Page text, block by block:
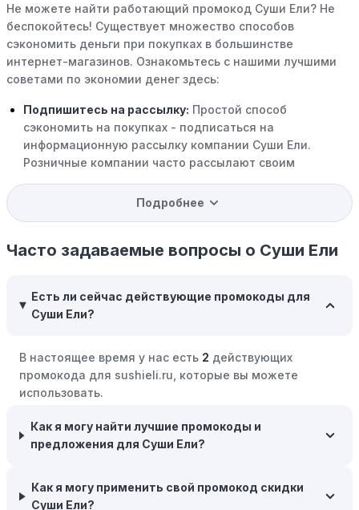
Не можете найти работающий промокод Суши Ели? Не
беспокойтесь! Существует множество способов
сэкономить деньги при покупках в большинстве
интернет-магазинов. Ознакомьтесь с нашими лучшими
советами по экономии денег здесь:
Подпишитесь на рассылку: Простой способ
сэкономить на покупках - подписаться на
информационную рассылку компании Суши Ели.
Розничные компании часто рассылают своим
доступ к распродажам.
компании Суши Ели есть программы поощрения,
позволяющие зарабатывать баллы или cashback на
скидки или будущие покупки.
пятница" или сезонными акциями. В такие периоды
розничные компании часто предлагают значительные
скидки.
Бросьте корзину:Если Вы не торопитесь с покупкой,
добавьте товары в корзину и оставьте их на день или
вероятность того, что интернет-магазины, включая
Суши Ели, могут прислать вам код скидки, чтобы
Подробнее
Часто задаваемые вопросы о Суши Ели
Есть ли сейчас действующие промокоды для
Суши Ели?
В настоящее время у нас есть 2 действующих
промокода для sushieli.ru, которые вы можете
использовать.
Как я могу найти лучшие промокоды и
предложения для Суши Ели?
Как я могу применить свой промокод скидки
Суши Ели?